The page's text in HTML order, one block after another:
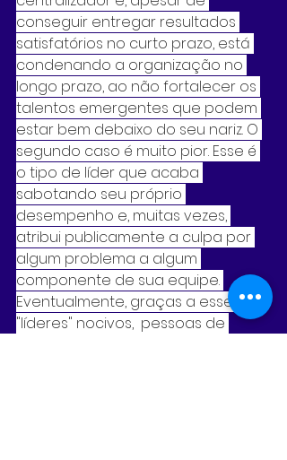
conseguir entregar resultados
satisfatórios no curto prazo, está
condenando a organização no
longo prazo, ao não fortalecer os
talentos emergentes que podem
estar bem debaixo do seu nariz. O
segundo caso é muito pior. Esse é
o tipo de líder que acaba
sabotando seu próprio
desempenho e, muitas vezes,
atribui publicamente a culpa por
algum problema a algum
componente de sua equipe.
Eventualmente, graças a esses
"líderes" nocivos,  pessoas de